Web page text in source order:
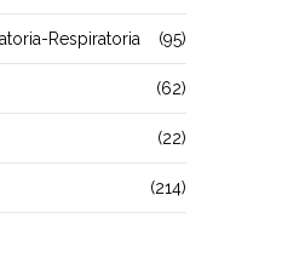
Respiratoria (95)
(62)
(22)
(214)